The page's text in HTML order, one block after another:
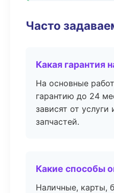
Часто
Какая гарантия
На основные
гарантию до 24
зависят от услуги
запчастей.
Какие способы
Наличные, карты,